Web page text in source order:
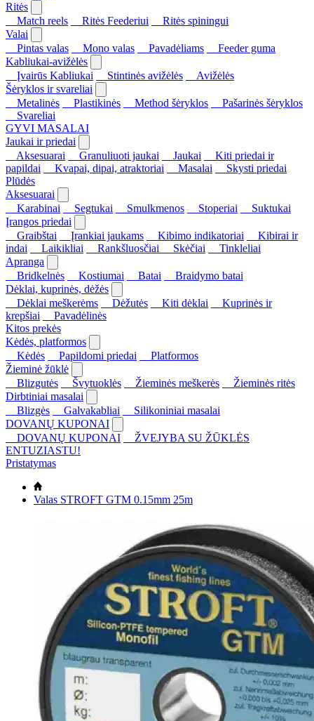
Ritės
Match reels
Ritės Feederiui
Ritės spiningui
Valai
Pintas valas
Mono valas Pavadėliams
Feeder guma
Kabliukai-avižėlės
Įvairūs Kabliukai
Stintinės avižėlės
Avižėlės
Šėryklos ir svareliai
Metalinės
Plastikinės Method šėryklos
Pašarinės šėryklos
Svareliai
GYVI MASALAI
Jaukai ir priedai
Aksesuarai
Granuliuoti jaukai Jaukai
Kiti priedai ir
papildai
Kvapai, dipai, atraktoriai Masalai
Skysti priedai
Plūdės
Aksesuarai
Karabinai
Segtukai Smulkmenos Stoperiai
Suktukai
Įrangos priedai
Graibštai
Įrankiai jaukams Kibimo indikatoriai
Kibirai ir
indai
Laikikliai Rankšluosčiai Skėčiai
Tinkleliai
Apranga
Bridkelnės
Kostiumai Batai
Braidymo batai
Dėklai, kuprinės, dėžės
Dėklai meškerėms
Dėžutės Kiti dėklai
Kuprinės ir
krepšiai
Pavadėlinės
Kitos prekės
Kėdės, platformos
Kėdės
Papildomi priedai
Platformos
Žieminė žūklė
Blizgutės
Švytuoklės Žieminės meškerės
Žieminės ritės
Dirbtiniai masalai
Blizgės
Galvakabliai
Silikoniniai masalai
DOVANŲ KUPONAI
DOVANŲ KUPONAI
ŽVEJYBA SU ŽŪKLĖS
ENTUZIASTU!
Pristatymas
Valas STROFT GTM 0.15mm 25m